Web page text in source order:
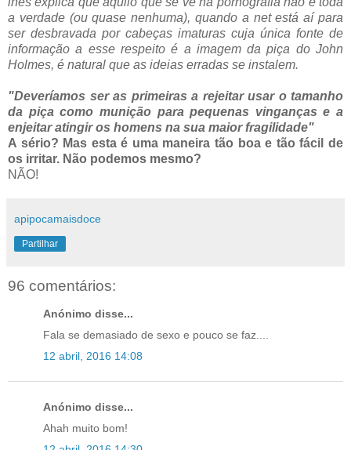
a verdade (ou quase nenhuma), quando a net está aí para
ser desbravada por cabeças imaturas cuja única fonte de
informação a esse respeito é a imagem da piça do John
Holmes, é natural que as ideias erradas se instalem.
"Deveríamos ser as primeiras a rejeitar usar o tamanho
da piça como munição para pequenas vinganças e a
enjeitar atingir os homens na sua maior fragilidade"
A sério? Mas esta é uma maneira tão boa e tão fácil de
os irritar. Não podemos mesmo?
NÃO!
apipocamaisdoce
Partilhar
96 comentários:
Anónimo disse...
Fala se demasiado de sexo e pouco se faz....
12 abril, 2016 14:08
Anónimo disse...
Ahah muito bom!